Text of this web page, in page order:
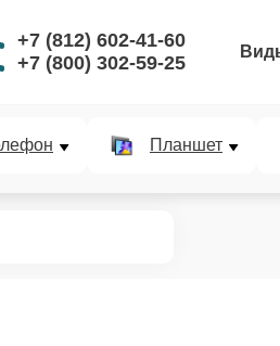
+7 (812) 602-41-60
+7 (800) 302-59-25
Планшет